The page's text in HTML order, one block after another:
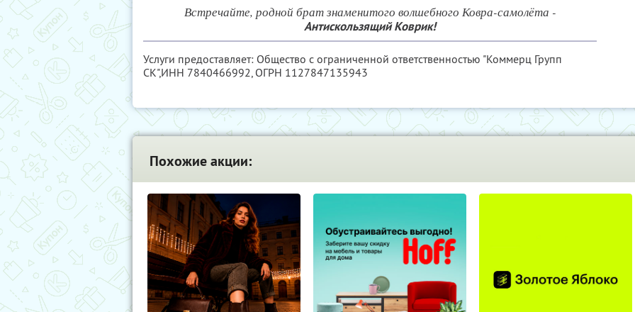
Встречайте, родной брат знаменитого волшебного Ковра-самолёта -
Антискользящий Коврик!
Услуги предоставляет: Общество с ограниченной ответственностью "Коммерц Групп
СК",ИНН 7840466992, ОГРН 1127847135943
Похожие акции: